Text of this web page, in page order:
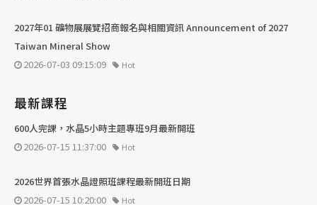
2027年01 礦物展展覽招商報名與相關資訊 Announcement of 2027
Taiwan Mineral Show
2026-07-03 09:15:09
Hot
最新課程
600人完課，水晶5小時主題專班9月最新開班
2026-07-15 11:37:00
Hot
2026世界首張水晶證照班課程最新開班日期
2026-07-15 10:20:00
Hot